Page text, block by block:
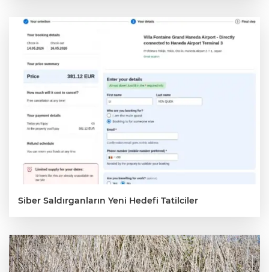
Siber Saldırganların Yeni Hedefi Tatilciler